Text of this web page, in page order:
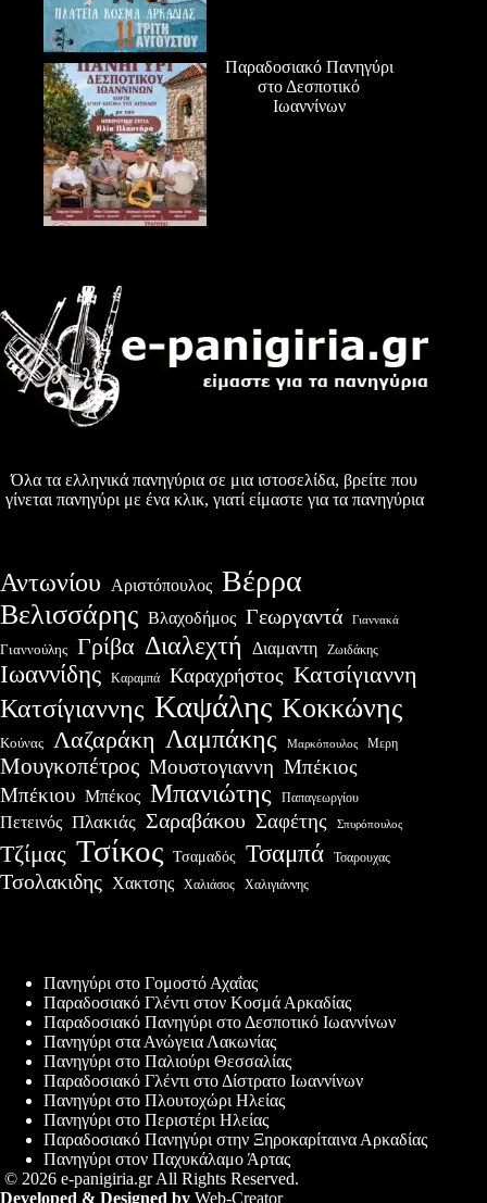
Παραδοσιακό Πανηγύρι
στο Δεσποτικό
Ιωαννίνων
Όλα τα ελληνικά πανηγύρια σε μια ιστοσελίδα, βρείτε που
γίνεται πανηγύρι με ένα κλικ, γιατί είμαστε για τα πανηγύρια
Αντωνίου Αριστόπουλος Βέρρα
Βελισσάρης Βλαχοδήμος Γεωργαντά Γιαννακά
Γιαννούλης Γρίβα Διαλεχτή Διαμαντη Ζωιδάκης
Ιωαννίδης Καραμπά Καραχρήστος Κατσίγιαννη
Κατσίγιαννης Καψάλης Κοκκώνης
Κούνας Λαζαράκη Λαμπάκης Μαρκόπουλος Μερη
Μουγκοπέτρος Μουστογιαννη Μπέκιος
Μπέκιου Μπέκος Μπανιώτης Παπαγεωργίου
Πετεινός Πλακιάς Σαραβάκου Σαφέτης Σπυρόπουλος
Τζίμας Τσίκος Τσαμαδός Τσαμπά Τσαρουχας
Τσολακιδης Χακτσης Χαλιάσος Χαλιγιάννης
Πανηγύρι στο Γομοστό Αχαΐας
Παραδοσιακό Γλέντι στον Κοσμά Αρκαδίας
Παραδοσιακό Πανηγύρι στο Δεσποτικό Ιωαννίνων
Πανηγύρι στα Ανώγεια Λακωνίας
Πανηγύρι στο Παλιούρι Θεσσαλίας
Παραδοσιακό Γλέντι στο Δίστρατο Ιωαννίνων
Πανηγύρι στο Πλουτοχώρι Ηλείας
Πανηγύρι στο Περιστέρι Ηλείας
Παραδοσιακό Πανηγύρι στην Ξηροκαρίταινα Αρκαδίας
Πανηγύρι στον Παχυκάλαμο Άρτας
© 2026 e-panigiria.gr All Rights Reserved.
Developed & Designed by Web-Creator